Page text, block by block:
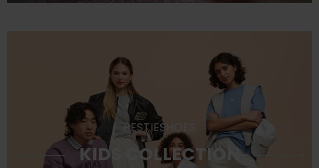
BESTIESHOES
KIDS COLLECTION